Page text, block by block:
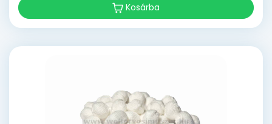
Kosárba